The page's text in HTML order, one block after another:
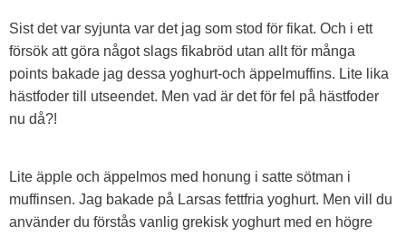
Sist det var syjunta var det jag som stod för fikat. Och i ett
försök att göra något slags fikabröd utan allt för många
points bakade jag dessa yoghurt-och äppelmuffins. Lite lika
hästfoder till utseendet. Men vad är det för fel på hästfoder
nu då?!
Lite äpple och äppelmos med honung i satte sötman i
muffinsen. Jag bakade på Larsas fettfria yoghurt. Men vill du
använder du förstås vanlig grekisk yoghurt med en högre